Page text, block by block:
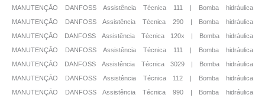
MANUTENÇĀO DANFOSS Assistência Técnica 111 | Bomba hidráulica
MANUTENÇĀO DANFOSS Assistência Técnica 290 | Bomba hidráulica
MANUTENÇĀO DANFOSS Assistência Técnica 120x | Bomba hidráulica
MANUTENÇĀO DANFOSS Assistência Técnica 111 | Bomba hidráulica
MANUTENÇĀO DANFOSS Assistência Técnica 3029 | Bomba hidráulica
MANUTENÇĀO DANFOSS Assistência Técnica 112 | Bomba hidráulica
MANUTENÇĀO DANFOSS Assistência Técnica 990 | Bomba hidráulica